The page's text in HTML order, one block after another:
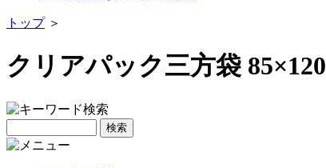
トップ＞
クリアパック三方袋 85×120